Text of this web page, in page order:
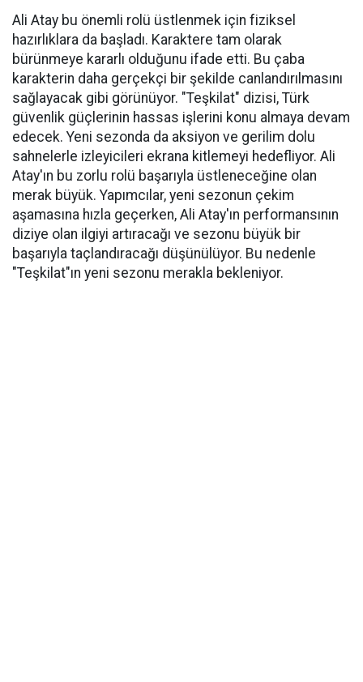
Ali Atay bu önemli rolü üstlenmek için fiziksel
hazırlıklara da başladı. Karaktere tam olarak
bürünmeye kararlı olduğunu ifade etti. Bu çaba
karakterin daha gerçekçi bir şekilde canlandırılmasını
sağlayacak gibi görünüyor. "Teşkilat" dizisi, Türk
güvenlik güçlerinin hassas işlerini konu almaya devam
edecek. Yeni sezonda da aksiyon ve gerilim dolu
sahnelerle izleyicileri ekrana kitlemeyi hedefliyor. Ali
Atay'ın bu zorlu rolü başarıyla üstleneceğine olan
merak büyük. Yapımcılar, yeni sezonun çekim
aşamasına hızla geçerken, Ali Atay'ın performansının
diziye olan ilgiyi artıracağı ve sezonu büyük bir
başarıyla taçlandıracağı düşünülüyor. Bu nedenle
"Teşkilat"ın yeni sezonu merakla bekleniyor.